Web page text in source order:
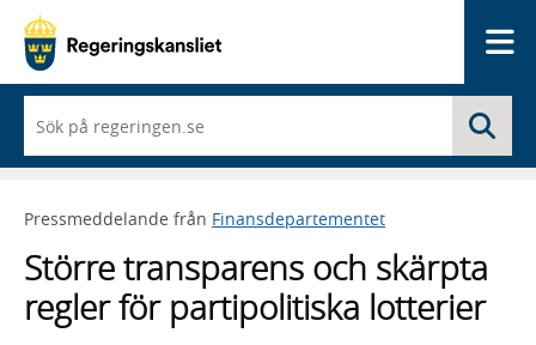
du
börjar
skriva
framträder
lista
med
sökförslag
Pressmeddelande från Finansdepartementet
Större transparens och skärpta
regler för partipolitiska lotterier